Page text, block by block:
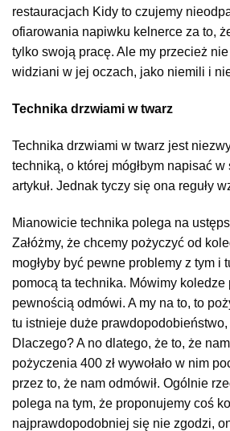
restauracjach Kidy to czujemy
ofiarowania napiwku kelnerce za to,
tylko swoją pracę. Ale my przecież
widziani w jej oczach, jako niemili i
Technika drzwiami w twarz
Technika drzwiami w twarz jest
techniką, o której mógłbym napisać
artykuł. Jednak tyczy się ona reguły
Mianowicie technika polega na
Załóżmy, że chcemy pożyczyć od
mogłyby być pewne problemy z tym i
pomocą ta technika. Mówimy koledze
pewnością odmówi. A my na to, to
tu istnieje duże
Dlaczego? A no dlatego, że to, że
pożyczenia 400 zł wywołało w nim
przez to, że nam odmówił. Ogólnie
polega na tym, że proponujemy coś
najprawdopodobniej się nie zgodzi,